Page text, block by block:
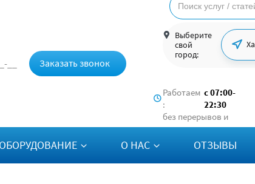
Заказать звонок
Выберите
свой
город:
Работаем
:
с 07:00-
22:30
без перерывов и
выходных
ОБОРУДОВАНИЕ О НАС ОТЗЫВЫ